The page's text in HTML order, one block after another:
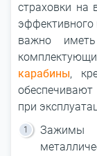
страховки на
эффективного
важно
карабины,
обеспечивают
при
Зажимы